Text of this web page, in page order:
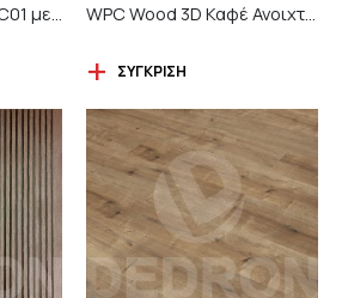
ΣΎΓΚΡΙΣΗ